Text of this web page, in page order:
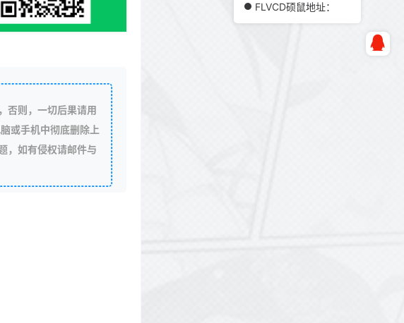
FLVCD硕鼠地址：
否则，一切后果请用
或手机中彻底删除上
，如有侵权请邮件与